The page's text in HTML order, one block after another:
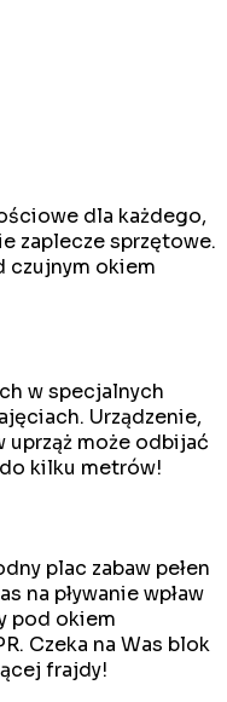
dla każdego,
zaplecze sprzętowe.
czujnym okiem
w specjalnych
Urządzenie,
uprząż może odbijać
kilku metrów!
plac zabaw pełen
na pływanie wpław
pod okiem
Czeka na Was blok
frajdy!